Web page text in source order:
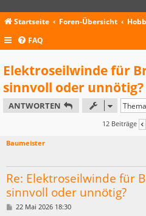
Startseite Foren-Übersicht
FAQ
Elektroseilwinde für
sinnvoll oder unnötig?
ANTWORTEN
12 Beiträge
Baumeister
Re: Elektroseilwinde für
sinnvoll oder unnötig?
B22 Mai 2026 18:30